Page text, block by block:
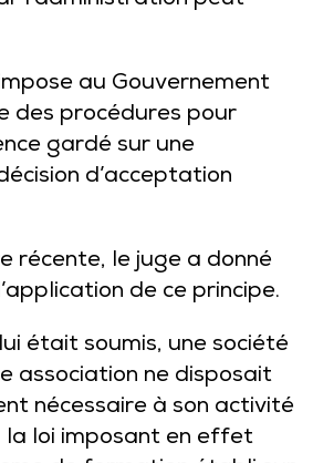
au Gouvernement
des procédures pour
gardé sur une
d’acceptation
récente, le juge a donné
de ce principe.
était soumis, une société
association ne disposait
nécessaire à son activité
la loi imposant en effet